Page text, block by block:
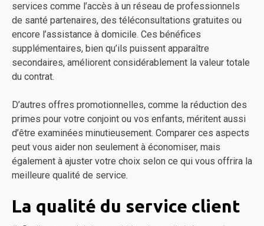
services comme l’accès à un réseau de professionnels
de santé partenaires, des téléconsultations gratuites ou
encore l’assistance à domicile. Ces bénéfices
supplémentaires, bien qu’ils puissent apparaître
secondaires, améliorent considérablement la valeur totale
du contrat.
D’autres offres promotionnelles, comme la réduction des
primes pour votre conjoint ou vos enfants, méritent aussi
d’être examinées minutieusement. Comparer ces aspects
peut vous aider non seulement à économiser, mais
également à ajuster votre choix selon ce qui vous offrira la
meilleure qualité de service.
La qualité du service client